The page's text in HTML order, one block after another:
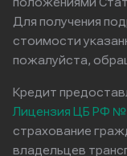
Для получения
стоимости
пожалуйста,
Кредит
Лицензия ЦБ РФ №
страхование
владельцев